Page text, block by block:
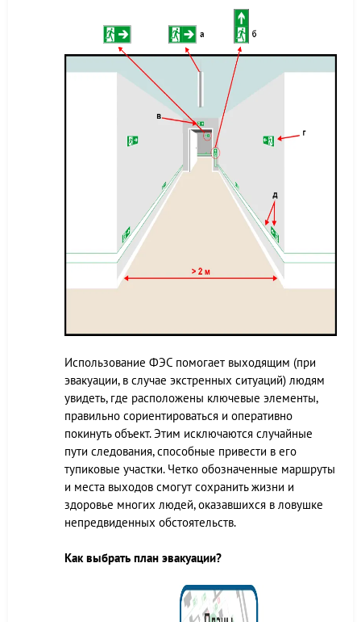
Использование ФЭС помогает выходящим (при
эвакуации, в случае экстренных ситуаций) людям
увидеть, где расположены ключевые элементы,
правильно сориентироваться и оперативно
покинуть объект. Этим исключаются случайные
пути следования, способные привести в его
тупиковые участки. Четко обозначенные маршруты
и места выходов смогут сохранить жизни и
здоровье многих людей, оказавшихся в ловушке
непредвиденных обстоятельств.
Как выбрать план эвакуации?